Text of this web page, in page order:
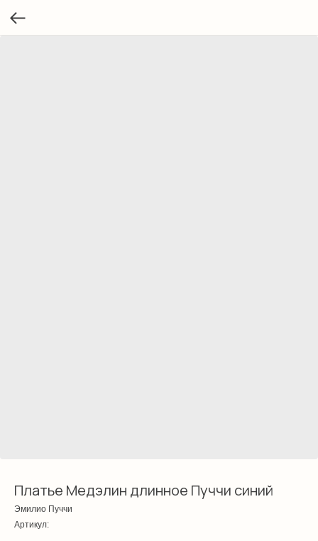
Платье Медэлин длинное Пуччи синий
Эмилио Пуччи
Артикул: